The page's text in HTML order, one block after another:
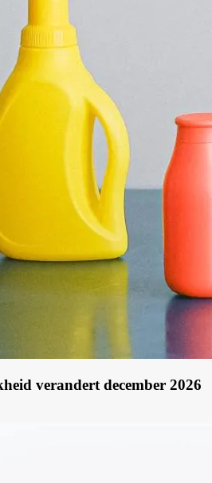
verandert december 2026